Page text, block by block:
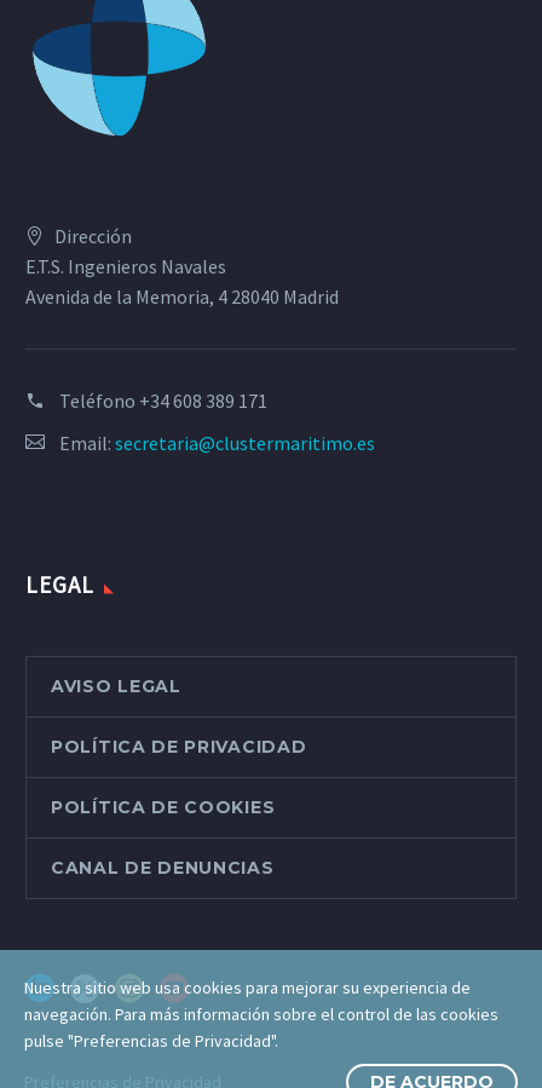
Dirección
E.T.S. Ingenieros Navales
Avenida de la Memoria, 4 28040 Madrid
Teléfono +34 608 389 171
Email: secretaria@clustermaritimo.es
LEGAL
AVISO LEGAL
POLÍTICA DE PRIVACIDAD
POLÍTICA DE COOKIES
CANAL DE DENUNCIAS
Nuestra sitio web usa cookies para mejorar su experiencia de
navegación. Para más información sobre el control de las cookies
pulse "Preferencias de Privacidad".
Preferencias de Privacidad
DE ACUERDO